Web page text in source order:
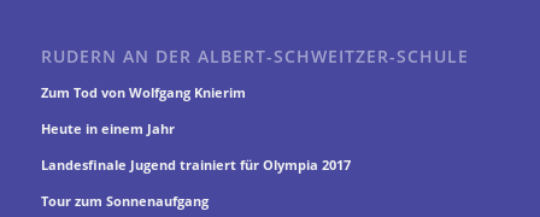
RUDERN AN DER ALBERT-SCHWEITZER-SCHULE
Zum Tod von Wolfgang Knierim
Heute in einem Jahr
Landesfinale Jugend trainiert für Olympia 2017
Tour zum Sonnenaufgang